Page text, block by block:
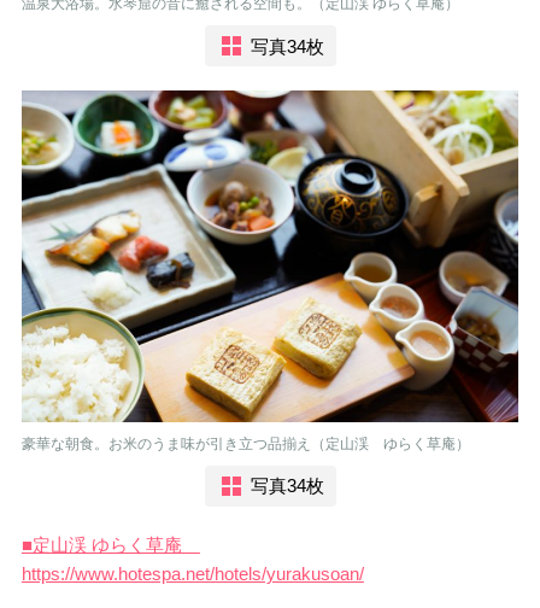
温泉大浴場。水琴窟の音に癒される空間も。（定山渓 ゆらく草庵）
写真34枚
豪華な朝食。お米のうま味が引き立つ品揃え（定山渓 ゆらく草庵）
写真34枚
■定山渓 ゆらく草庵
https://www.hotespa.net/hotels/yurakusoan/